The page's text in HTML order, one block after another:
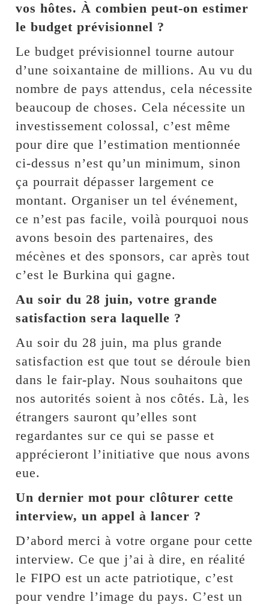
vos hôtes. À combien peut-on estimer
le budget prévisionnel ?
Le budget prévisionnel tourne autour
d’une soixantaine de millions. Au vu du
nombre de pays attendus, cela nécessite
beaucoup de choses. Cela nécessite un
investissement colossal, c’est même
pour dire que l’estimation mentionnée
ci-dessus n’est qu’un minimum, sinon
ça pourrait dépasser largement ce
montant. Organiser un tel événement,
ce n’est pas facile, voilà pourquoi nous
avons besoin des partenaires, des
mécènes et des sponsors, car après tout
c’est le Burkina qui gagne.
Au soir du 28 juin, votre grande
satisfaction sera laquelle ?
Au soir du 28 juin, ma plus grande
satisfaction est que tout se déroule bien
dans le fair-play. Nous souhaitons que
nos autorités soient à nos côtés. Là, les
étrangers sauront qu’elles sont
regardantes sur ce qui se passe et
apprécieront l’initiative que nous avons
eue.
Un dernier mot pour clôturer cette
interview, un appel à lancer ?
D’abord merci à votre organe pour cette
interview. Ce que j’ai à dire, en réalité
le FIPO est un acte patriotique, c’est
pour vendre l’image du pays. C’est un